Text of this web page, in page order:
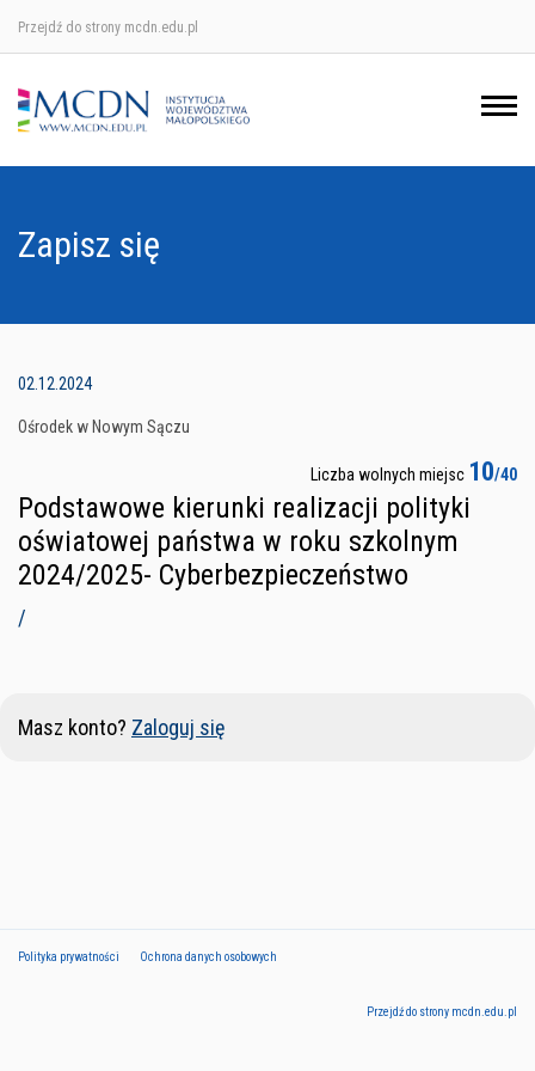
Przejdź do strony mcdn.edu.pl
Zapisz się
02.12.2024
Ośrodek w Nowym Sączu
Liczba wolnych miejsc 10/40
Podstawowe kierunki realizacji polityki
oświatowej państwa w roku szkolnym
2024/2025- Cyberbezpieczeństwo
/
Masz konto? Zaloguj się
Polityka prywatności Ochrona danych osobowych
Przejdź do strony mcdn.edu.pl
Ośrodek w Krakowie
Ośrodek w Nowym Sączu
Ośrodek w Tarnowie